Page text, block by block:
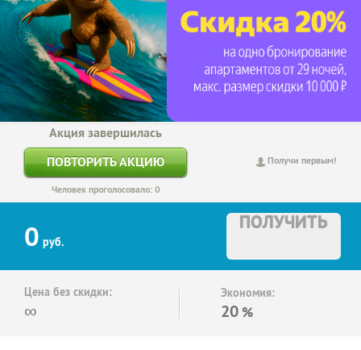
Получи первым!
Акция завершилась
ПОВТОРИТЬ АКЦИЮ
Человек проголосовало: 0
0 руб.
ПОЛУЧИТЬ
Цена без скидки:
∞
Экономия:
20 %